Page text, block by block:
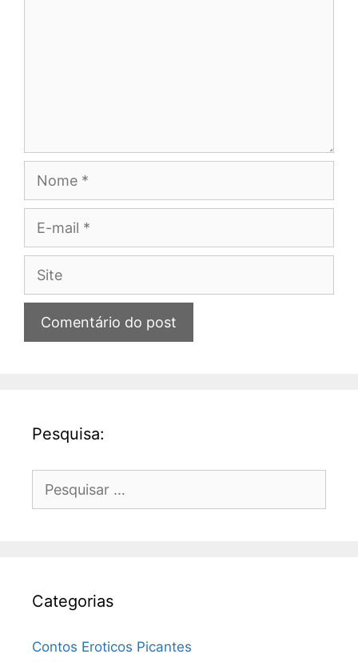
Site
Pesquisa:
por:
Categorias
Contos Eroticos Picantes